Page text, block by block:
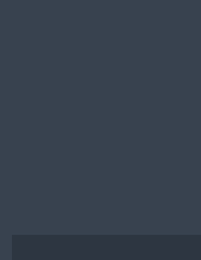
東京ガスエネル
東上ガス株式会
東上ガス株式会